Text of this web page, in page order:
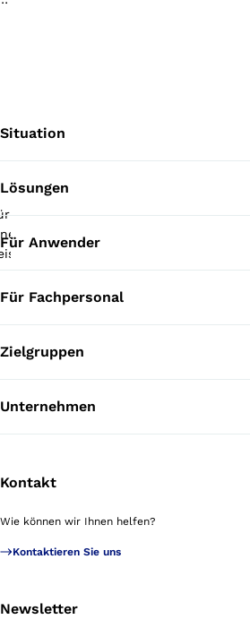
Situation
Lösungen
Für Anwender
Für Fachpersonal
Zielgruppen
Unternehmen
Kontakt
Wie können wir Ihnen helfen?
Kontaktieren Sie uns
Newsletter